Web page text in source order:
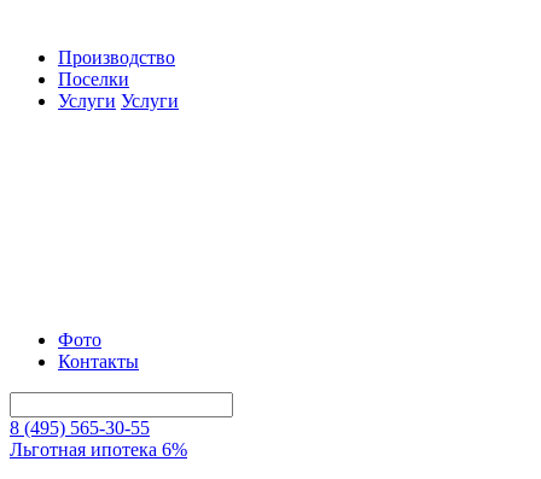
Производство
Поселки
Услуги Услуги
Фото
Контакты
8 (495) 565-30-55
Льготная ипотека 6%